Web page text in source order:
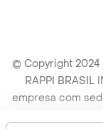
© Copyright 2024
RAPPI BRASIL
empresa com